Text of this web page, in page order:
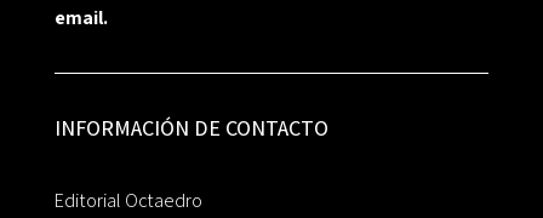
email.
INFORMACIÓN DE CONTACTO
Editorial Octaedro